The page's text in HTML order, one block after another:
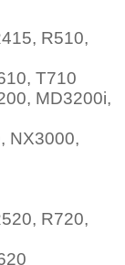
R510,
T710
MD3200i,
NX3000,
R720,